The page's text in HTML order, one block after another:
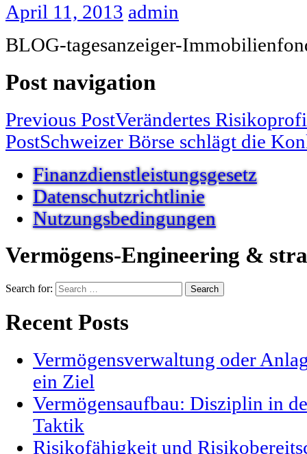
April 11, 2013 admin
BLOG-tage­sanzeiger-
Post navigation
Previous PostVerändertes
PostSchweizer Börse schlägt die
Finanzdienstleistungsgesetz
Datenschutzrichtlinie
Nutzungsbedingungen
Vermögens-Engineering &
Search for:
Recent Posts
Vermögensverwaltung oder
ein Ziel
Vermögensaufbau: Disziplin in
Taktik
Risikofähigkeit und